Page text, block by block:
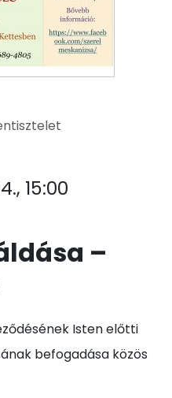
15:00
–
Isten előtti
befogadása közös